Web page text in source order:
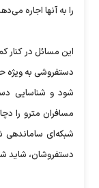
را به آنها اجاره
این مسائل در کنار
دستفروشی به ویژه
شود و شناسایی
مسافران مترو را
شبکه‌ای ساماندهی
دستفروشان، شاید